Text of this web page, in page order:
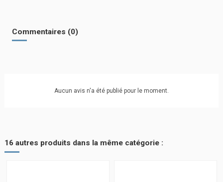
Commentaires (0)
Aucun avis n'a été publié pour le moment.
16 autres produits dans la même catégorie :